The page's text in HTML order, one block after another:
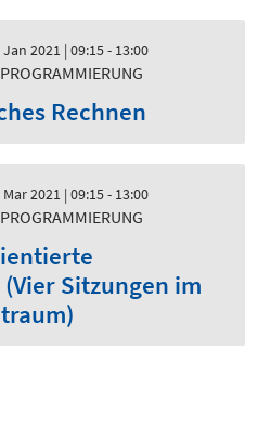
Jan 2021 | 09:15 - 13:00
Rechnen
Mar 2021 | 09:15 - 13:00
Sitzungen im